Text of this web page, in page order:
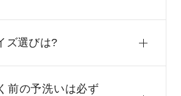
ズ選びは?
前の予洗いは必ず